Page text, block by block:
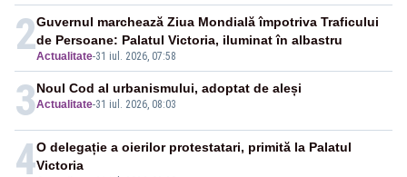
2Actualitate-31 iul. 2026, 07:58
Guvernul marchează Ziua Mondială împotriva Traficului
de Persoane: Palatul Victoria, iluminat în albastru
3Actualitate-31 iul. 2026, 08:03
Noul Cod al urbanismului, adoptat de aleși
4O delegație a oierilor protestatari, primită la Palatul
Victoria